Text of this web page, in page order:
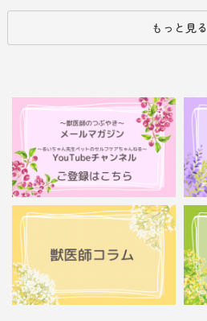
もっと見る